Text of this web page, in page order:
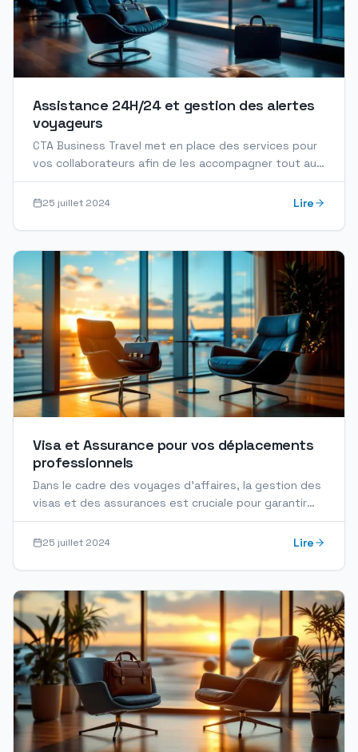
Assistance 24H/24 et gestion des alertes
voyageurs
CTA Business Travel met en place des services pour
vos collaborateurs afin de les accompagner tout au
long de leurs déplacements, et ce, en toute...
25 juillet 2024 Lire
Visa et Assurance pour vos déplacements
professionnels
Dans le cadre des voyages d'affaires, la gestion des
visas et des assurances est cruciale pour garantir
des déplacements sans encombre et protéger...
25 juillet 2024 Lire